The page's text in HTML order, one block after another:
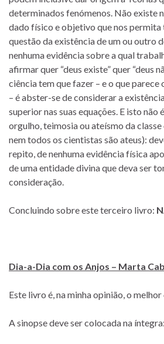
determinados fenómenos. Não existe
dado físico e objetivo que nos
questão da existência de um ou outro
nenhuma evidência sobre a qual
afirmar quer “deus existe” quer “deus
ciência tem que fazer – e o que
– é abster-se de considerar a
superior nas suas equações. E isto não
orgulho, teimosia ou ateísmo da
nem todos os cientistas são ateus):
repito, de nenhuma evidência física
de uma entidade divina que deva ser
consideração.
Concluindo sobre este terceiro livro:
Dia-a-Dia com os Anjos – Marta
Este livro é, na minha opinião, o
A sinopse deve ser colocada na íntegra: